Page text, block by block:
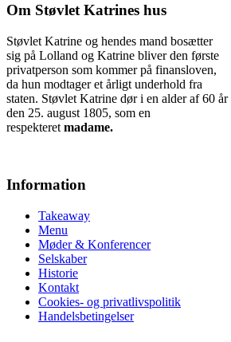
Om Støvlet Katrines hus
Støvlet Katrine og hendes mand bosætter
sig på Lolland og Katrine bliver den første
privatperson som kommer på finansloven,
da hun modtager et årligt underhold fra
staten. Støvlet Katrine dør i en alder af 60 år
den 25. august 1805, som en
respekteret madame.
Information
Takeaway
Menu
Møder & Konferencer
Selskaber
Historie
Kontakt
Cookies- og privatlivspolitik
Handelsbetingelser